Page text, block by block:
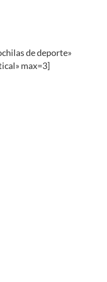
de deporte»
max=3]